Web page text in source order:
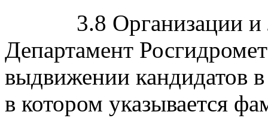
3.8 Организации и
Департамент
выдвижении кандидатов
в котором указывается